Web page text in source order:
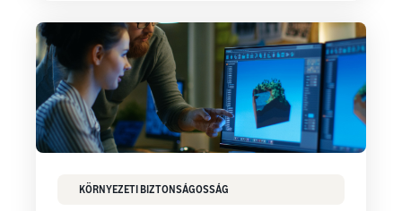
KÖRNYEZETI BIZTONSÁGOSSÁG